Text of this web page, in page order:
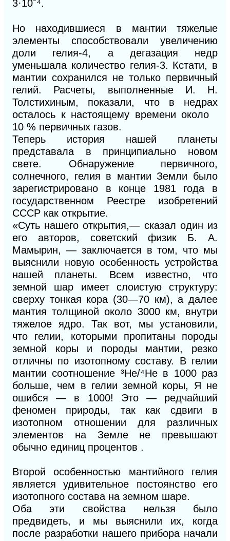
3·10⁻⁴.
Но находившиеся в мантии тяжелые
элементы способствовали увеличению
доли гелия-4, а дегазация недр
уменьшала количество гелия-3. Кстати, в
мантии сохранился не только первичный
гелий. Расчеты, выполненные И. Н.
Толстихиным, показали, что в недрах
осталось к настоящему времени около
10 % первичных газов.
Теперь история нашей планеты
представала в принципиально новом
свете. Обнаружение первичного,
солнечного, гелия в мантии Земли было
зарегистрировано в конце 1981 года в
государственном Реестре изобретений
СССР как открытие.
«Суть нашего открытия,— сказал один из
его авторов, советский физик Б. А.
Мамырин, — заключается в том, что мы
выяснили новую особенность устройства
нашей планеты. Всем известно, что
земной шар имеет слоистую структуру:
сверху тонкая кора (30—70 км), а далее
мантия толщиной около 3000 км, внутри
тяжелое ядро. Так вот, мы установили,
что гелии, которыми пропитаны породы
земной коры и породы мантии, резко
отличны по изотопному составу. В гелии
мантии соотношение ³Не/⁴Не в 1000 раз
больше, чем в гелии земной коры, Я не
ошибся — в 1000! Это — редчайший
феномен природы, так как сдвиги в
изотопном отношении для различных
элементов на Земле не превышают
обычно единиц процентов .
Второй особенностью мантийного гелия
является удивительное постоянство его
изотопного состава на земном шаре.
Оба эти свойства нельзя было
предвидеть, и мы выяснили их, когда
после разработки нашего прибора начали